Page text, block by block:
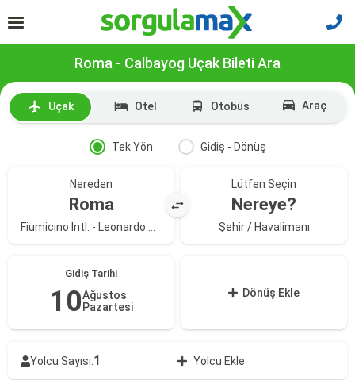
Roma - Calbayog Uçak Bileti Ara
Uçak Otel Otobüs Araç
Tek Yön Gidiş - Dönüş
Nereden
Roma
Lütfen Seçin
Nereye?
Şehir / Havalimanı
Gidiş Tarihi
10Ağustos
Pazartesi
Dönüş Ekle
Yolcu Sayısı:1 Yolcu Ekle